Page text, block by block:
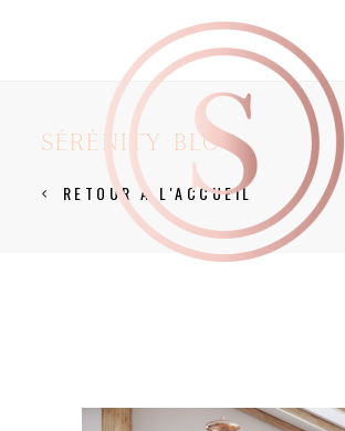
SÉRÉNITY BLOG
RETOUR À L'ACCUEIL